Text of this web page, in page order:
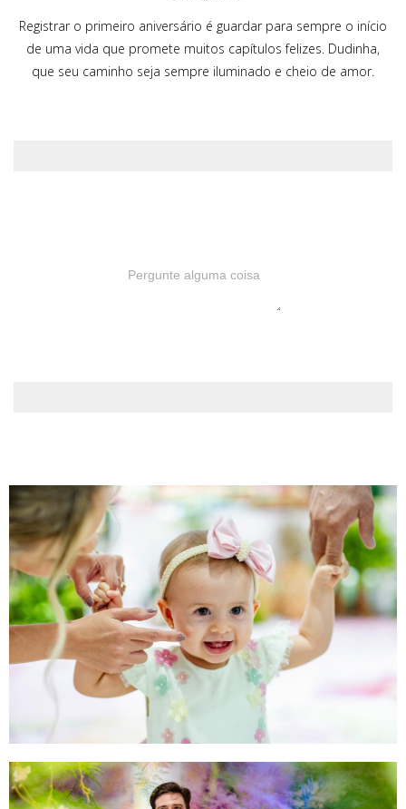
Registrar o primeiro aniversário é guardar para sempre o início
de uma vida que promete muitos capítulos felizes. Dudinha,
que seu caminho seja sempre iluminado e cheio de amor.